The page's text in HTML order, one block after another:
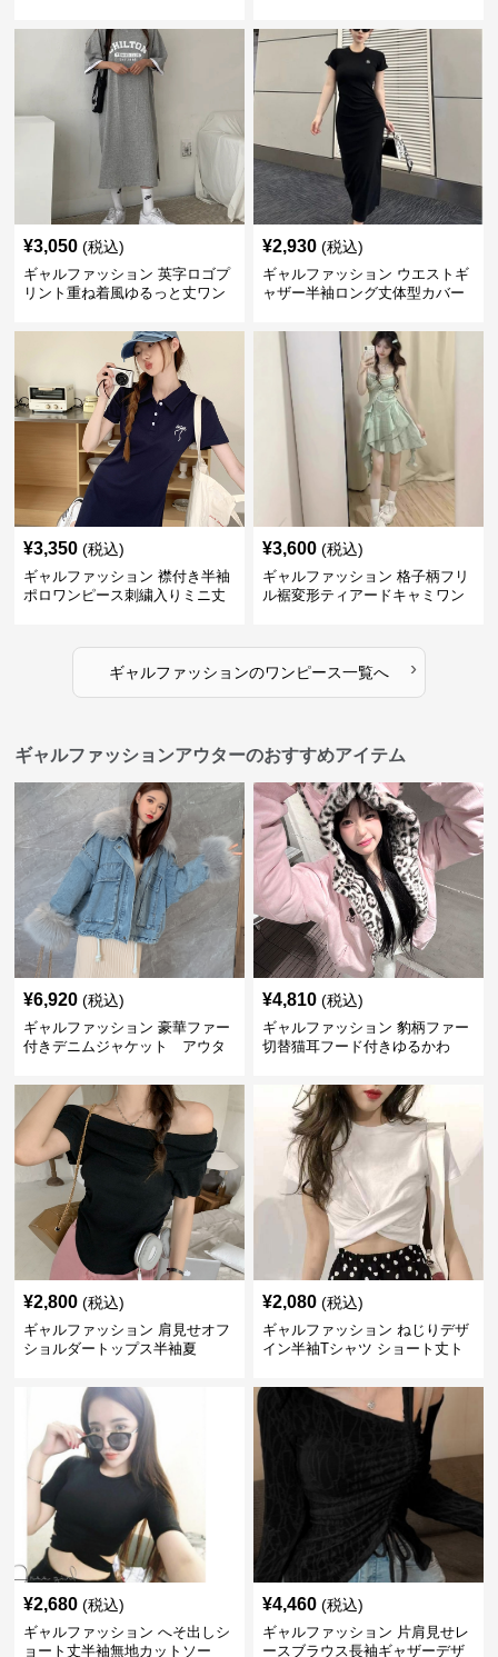
¥3,050 (税込)
ギャルファッション 英字ロゴプ
リント重ね着風ゆるっと丈ワン
¥2,930 (税込)
ギャルファッション ウエストギ
ャザー半袖ロング丈体型カバー
¥3,350 (税込)
ギャルファッション 襟付き半袖
ポロワンピース刺繍入りミニ丈
¥3,600 (税込)
ギャルファッション 格子柄フリ
ル裾変形ティアードキャミワン
ギャルファッションのワンピース一覧へ ›
ギャルファッションアウターのおすすめアイテム
¥6,920 (税込)
ギャルファッション 豪華ファー
付きデニムジャケット アウタ
¥4,810 (税込)
ギャルファッション 豹柄ファー
切替猫耳フード付きゆるかわ
¥2,800 (税込)
ギャルファッション 肩見せオフ
ショルダートップス半袖夏
¥2,080 (税込)
ギャルファッション ねじりデザ
イン半袖Tシャツ ショート丈ト
¥2,680 (税込)
ギャルファッション へそ出しシ
ョート丈半袖無地カットソー
¥4,460 (税込)
ギャルファッション 片肩見せレ
ースブラウス長袖ギャザーデザ